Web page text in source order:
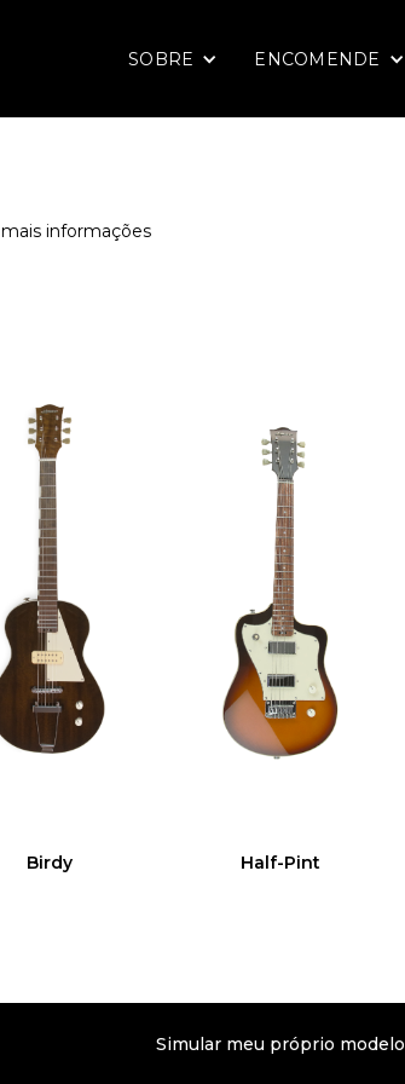
SOBRE ENCOMENDE
informações
Birdy Half-Pint
Simular meu próprio modelo